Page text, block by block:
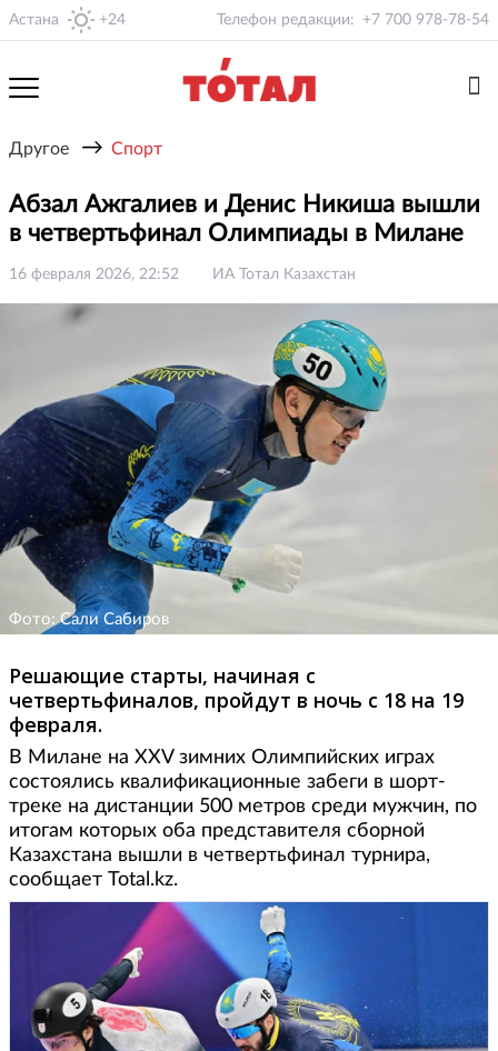
Астана +24 Телефон редакции: +7 700 978-78-54
Другое → Спорт
Абзал Ажгалиев и Денис Никиша вышли
в четвертьфинал Олимпиады в Милане
16 февраля 2026, 22:52 ИА Тотал Казахстан
Фото: Сали Сабиров
Решающие старты, начиная с
четвертьфиналов, пройдут в ночь с 18 на 19
февраля.
В Милане на XXV зимних Олимпийских играх
состоялись квалификационные забеги в шорт-
треке на дистанции 500 метров среди мужчин, по
итогам которых оба представителя сборной
Казахстана вышли в четвертьфинал турнира,
сообщает Total.kz.